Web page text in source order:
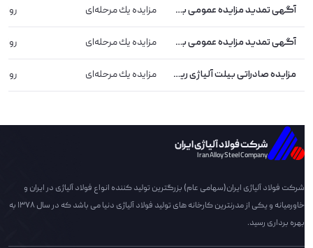
آگهی تمدید مزایده عمومی به شماره003/ف/ز/1404 مزایده یك مرحله‌ای
آگهی تمدید مزایده عمومی به شماره002/ف/ز/1404 مزایده یك مرحله‌ای
مزایده صادراتی بیلت آلیاژی ریخته‌گری مداوم مزایده یك مرحله‌ای
شرکت فولاد آلیاژی ایران
Iran Alloy Steel Company
شرکت فولاد آلیاژی ایران(سهامی عام) بزرگترین تولید کننده انواع فولاد آلیاژی در ایران و
خاورمیانه و یکی از مدرنترین کارخانه های تولید فولاد آلیاژی دنیا می باشد که در سال 1378 به
بهره برداری رسید.